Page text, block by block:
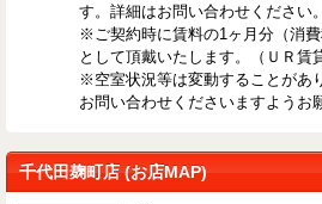
す。詳細はお問い合わせください。
※ご契約時に賃料の1ヶ月分（消
として頂戴いたします。（ＵＲ賃
※空室状況等は変動することがあ
お問い合わせくださいますようお
千代田麹町店 (お店MAP)